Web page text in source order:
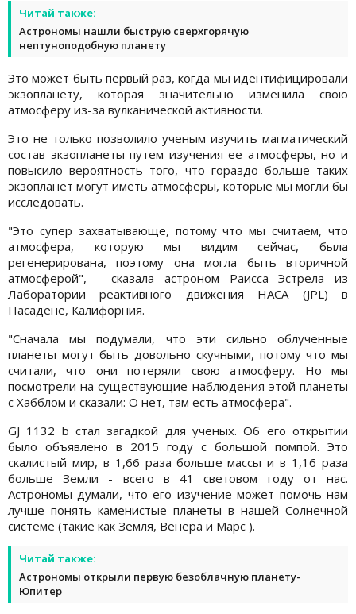
Читай также:
Астрономы нашли быструю сверхгорячую
нептуноподобную планету
Это может быть первый раз, когда мы идентифицировали
экзопланету, которая значительно изменила свою
атмосферу из-за вулканической активности.
Это не только позволило ученым изучить магматический
состав экзопланеты путем изучения ее атмосферы, но и
повысило вероятность того, что гораздо больше таких
экзопланет могут иметь атмосферы, которые мы могли бы
исследовать.
"Это супер захватывающе, потому что мы считаем, что
атмосфера, которую мы видим сейчас, была
регенерирована, поэтому она могла быть вторичной
атмосферой", - сказала астроном Раисса Эстрела из
Лаборатории реактивного движения НАСА (JPL) в
Пасадене, Калифорния.
"Сначала мы подумали, что эти сильно облученные
планеты могут быть довольно скучными, потому что мы
считали, что они потеряли свою атмосферу. Но мы
посмотрели на существующие наблюдения этой планеты
с Хабблом и сказали: О нет, там есть атмосфера".
GJ 1132 b стал загадкой для ученых. Об его открытии
было объявлено в 2015 году с большой помпой. Это
скалистый мир, в 1,66 раза больше массы и в 1,16 раза
больше Земли - всего в 41 световом году от нас.
Астрономы думали, что его изучение может помочь нам
лучше понять каменистые планеты в нашей Солнечной
системе (такие как Земля, Венера и Марс ).
Читай также:
Астрономы открыли первую безоблачную планету-
Юпитер